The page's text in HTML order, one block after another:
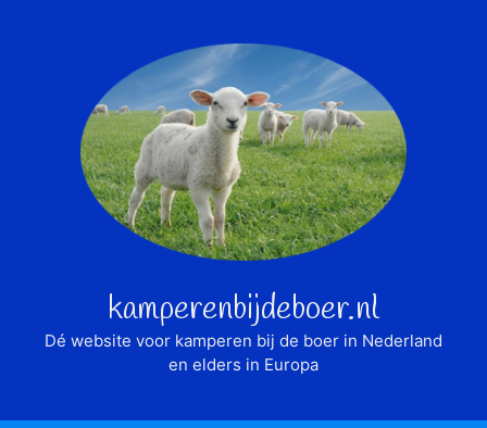
kamperenbijdeboer.nl
Dé website voor kamperen bij de boer in Nederland
en elders in Europa